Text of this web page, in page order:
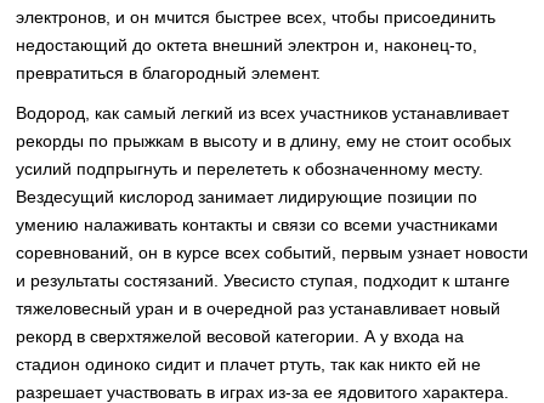
электронов, и он мчится быстрее всех, чтобы присоединить
недостающий до октета внешний электрон и, наконец-то,
превратиться в благородный элемент.
Водород, как самый легкий из всех участников устанавливает
рекорды по прыжкам в высоту и в длину, ему не стоит особых
усилий подпрыгнуть и перелететь к обозначенному месту.
Вездесущий кислород занимает лидирующие позиции по
умению налаживать контакты и связи со всеми участниками
соревнований, он в курсе всех событий, первым узнает новости
и результаты состязаний. Увесисто ступая, подходит к штанге
тяжеловесный уран и в очередной раз устанавливает новый
рекорд в сверхтяжелой весовой категории. А у входа на
стадион одиноко сидит и плачет ртуть, так как никто ей не
разрешает участвовать в играх из-за ее ядовитого характера.